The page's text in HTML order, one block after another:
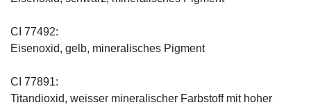
CI 77492:
Eisenoxid, gelb, mineralisches Pigment
CI 77891:
Titandioxid, weisser mineralischer Farbstoff mit hoher